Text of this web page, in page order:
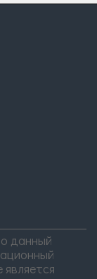
данный
является